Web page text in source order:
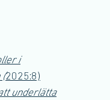
i
(2025:8)
underlätta